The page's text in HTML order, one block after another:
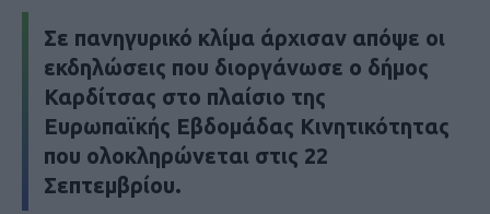
Σε πανηγυρικό κλίμα άρχισαν απόψε οι
εκδηλώσεις που διοργάνωσε ο δήμος
Καρδίτσας στο πλαίσιο της
Ευρωπαϊκής Εβδομάδας Κινητικότητας
που ολοκληρώνεται στις 22
Σεπτεμβρίου.